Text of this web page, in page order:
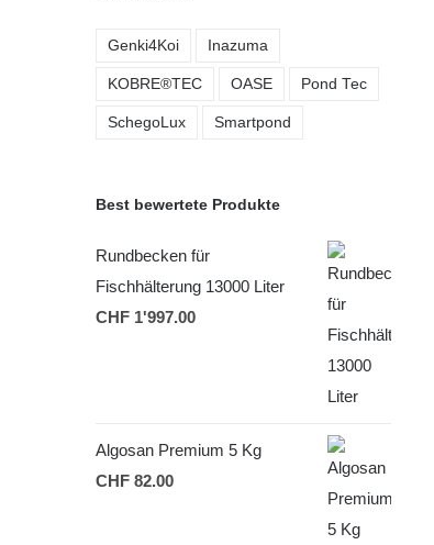
Genki4Koi Inazuma
KOBRE®TEC OASE Pond Tec
SchegoLux Smartpond
Best bewertete Produkte
Rundbecken für
Fischhälterung 13000 Liter
CHF 1'997.00
Algosan Premium 5 Kg
CHF 82.00